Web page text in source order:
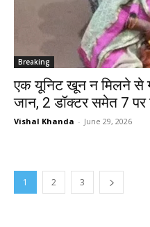
Breaking
एक यूनिट खून न मिलने से
जान, 2 डॉक्टर समेत 7 पर
Vishal Khanda - June 29, 2026
1 2 3